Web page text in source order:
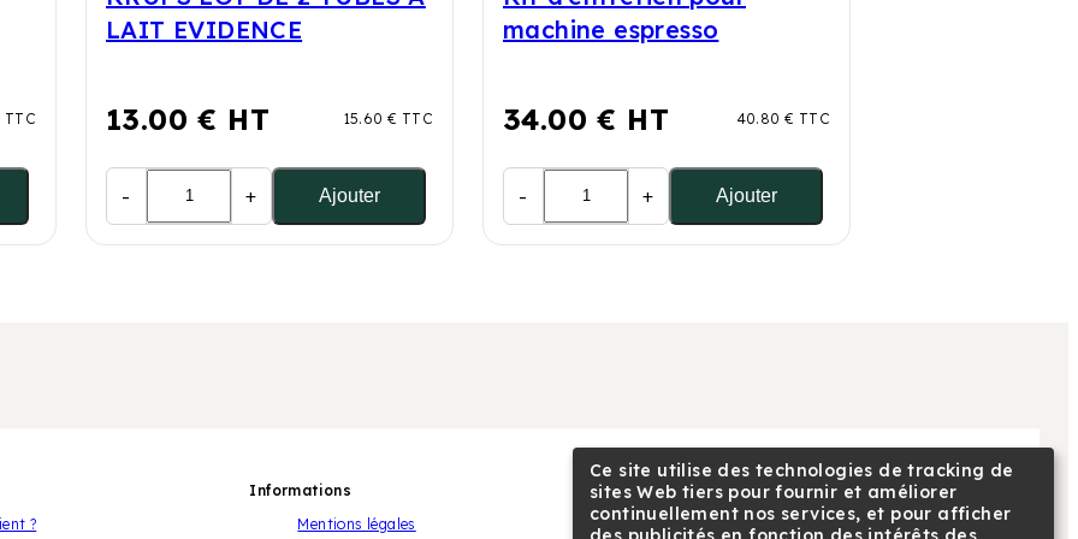
TTC
LAIT EVIDENCE
13.00 € HT 15.60 € TTC
- + Ajouter
machine espresso
34.00 € HT 40.80 € TTC
- + Ajouter
?
Informations
Mentions légales
NOUS SUIVRE
Linkedin
Ce site utilise des technologies de tracking de
sites Web tiers pour fournir et améliorer
continuellement nos services, et pour afficher